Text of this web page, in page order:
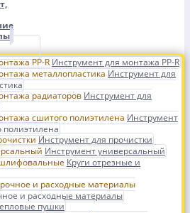
Инструмент для монтажа PP-R
Инструмент для
Инструмент для
Инструмент
Инструмент для прочистки
Инструмент универсальный
Круги отрезные и
и расходные материалы
пушки